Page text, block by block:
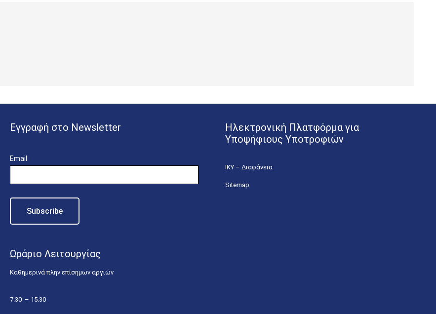
Εγγραφή στο Newsletter
Email
Ωράριο Λειτουργίας
Καθημερινά πλην επίσημων αργιών
7.30 – 15.30
Ηλεκτρονική Πλατφόρμα για
Υποψήφιους Υποτροφιών
ΙΚΥ – Διαφάνεια
Sitemap